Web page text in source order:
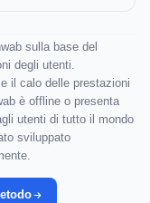
sulla base del
degli utenti.
il calo delle prestazioni
è offline o presenta
utenti di tutto il mondo
sviluppato